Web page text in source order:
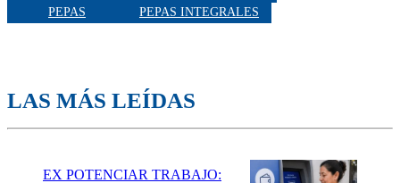
PEPAS
PEPAS INTEGRALES
LAS MÁS LEÍDAS
EX POTENCIAR TRABAJO: